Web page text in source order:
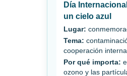
Día
un cielo azul
Lugar:
Tema:
cooperación
Por qué importa:
ozono y las